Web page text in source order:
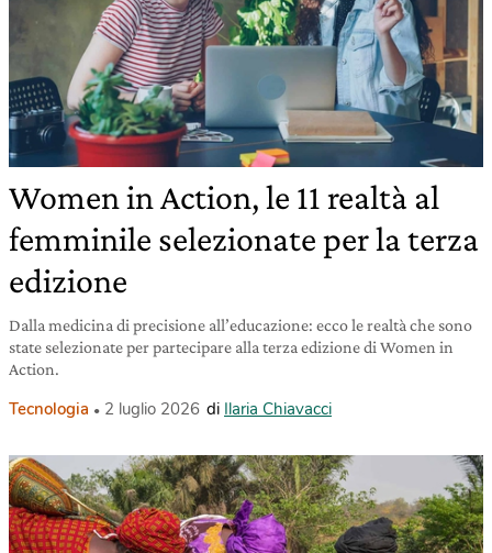
Women in Action, le 11 realtà al
femminile selezionate per la terza
edizione
Dalla medicina di precisione all’educazione: ecco le realtà che sono
state selezionate per partecipare alla terza edizione di Women in
Action.
Tecnologia 2 luglio 2026 di Ilaria Chiavacci